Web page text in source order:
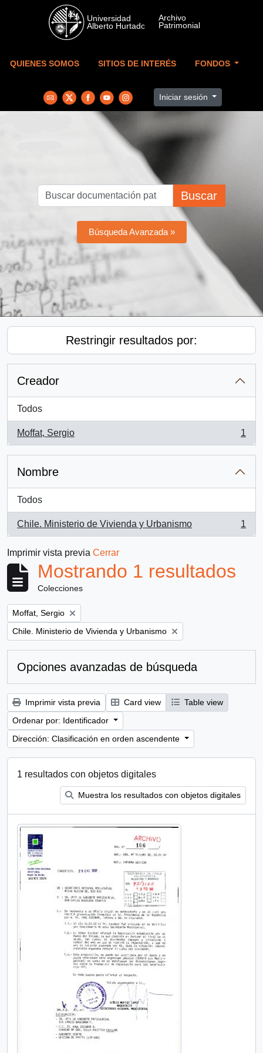
Skip to main content
QUIENES SOMOS SITIOS DE INTERÉS FONDOS
Iniciar sesión
Buscar
Búsqueda Avanzada »
Restringir resultados por:
Creador
Todos
Moffat, Sergio
, 1 resultados
1
Nombre
Todos
Chile. Ministerio de Vivienda y Urbanismo
, 1 resultados
1
Imprimir vista previa Cerrar
Mostrando 1 resultados
Colecciones
Remove filter:
Moffat, Sergio
Remove filter:
Chile. Ministerio de Vivienda y Urbanismo
Opciones avanzadas de búsqueda
Imprimir vista previa Card view
Table view
Ordenar por: Identificador
Dirección: Clasificación en orden ascendente
1 resultados con objetos digitales
Muestra los resultados con objetos digitales